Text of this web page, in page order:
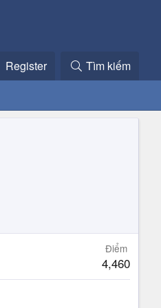
Register Tìm kiếm
Điểm
4,460